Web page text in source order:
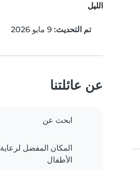
الليل
تم التحديث:
عن عائلتنا
ابحث عن
المكان المفضل لرعاية
الأطفال